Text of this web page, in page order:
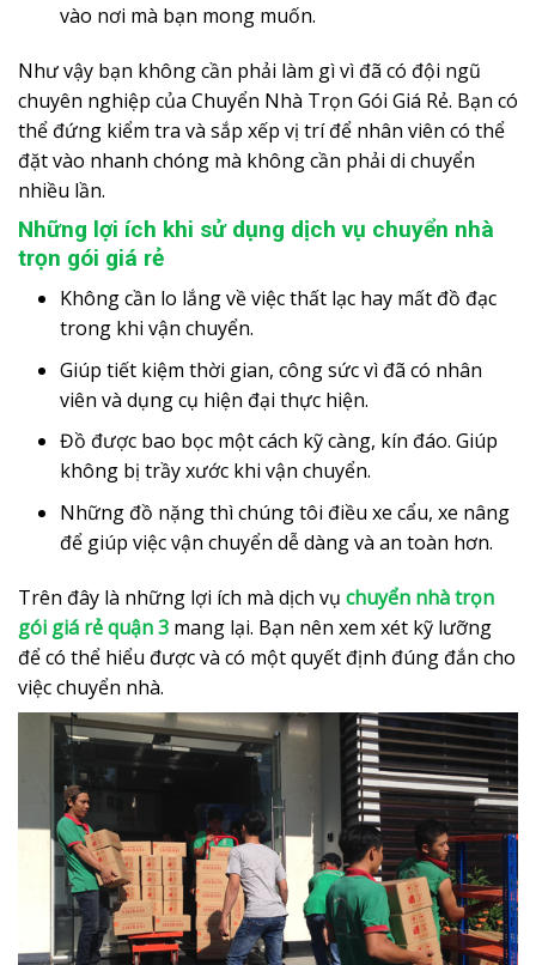
vào nơi mà bạn mong muốn.
Như vậy bạn không cần phải làm gì vì đã có đội ngũ
chuyên nghiệp của Chuyển Nhà Trọn Gói Giá Rẻ. Bạn có
thể đứng kiểm tra và sắp xếp vị trí để nhân viên có thể
đặt vào nhanh chóng mà không cần phải di chuyển
nhiều lần.
Những lợi ích khi sử dụng dịch vụ chuyển nhà
trọn gói giá rẻ
Không cần lo lắng về việc thất lạc hay mất đồ đạc
trong khi vận chuyển.
Giúp tiết kiệm thời gian, công sức vì đã có nhân
viên và dụng cụ hiện đại thực hiện.
Đồ được bao bọc một cách kỹ càng, kín đáo. Giúp
không bị trầy xước khi vận chuyển.
Những đồ nặng thì chúng tôi điều xe cẩu, xe nâng
để giúp việc vận chuyển dễ dàng và an toàn hơn.
Trên đây là những lợi ích mà dịch vụ chuyển nhà trọn
gói giá rẻ quận 3 mang lại. Bạn nên xem xét kỹ lưỡng
để có thể hiểu được và có một quyết định đúng đắn cho
việc chuyển nhà.